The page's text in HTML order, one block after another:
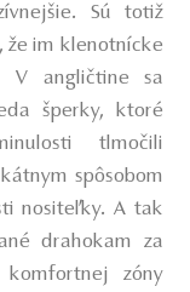
Sú totiž
že im klenotnícke
V angličtine sa
šperky, ktoré
tlmočili
spôsobom
nositeľky. A tak
drahokam za
komfortnej zóny